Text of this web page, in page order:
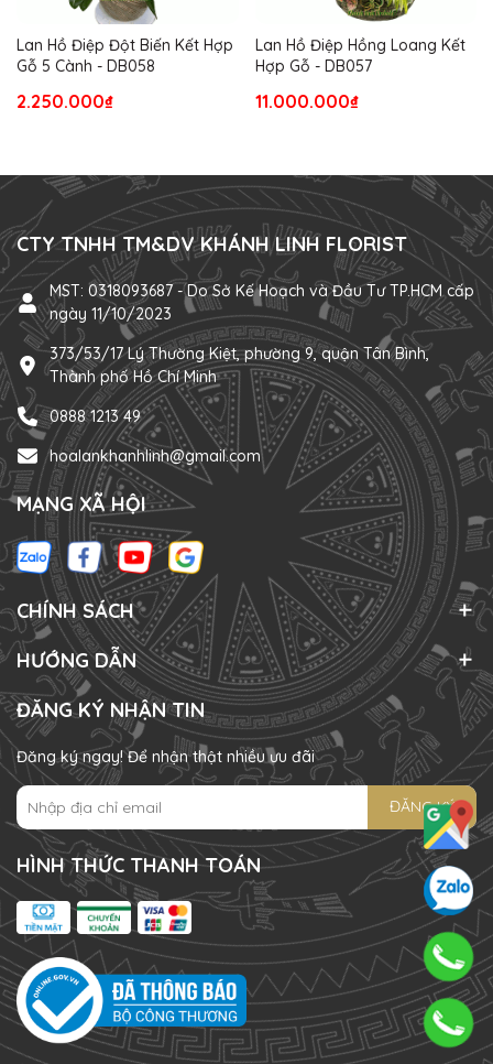
Lan Hồ Điệp Đột Biến Kết Hợp
Gỗ 5 Cành - DB058
2.250.000₫
Lan Hồ Điệp Hồng Loang Kết
Hợp Gỗ - DB057
11.000.000₫
CTY TNHH TM&DV KHÁNH LINH FLORIST
MST: 0318093687 - Do Sở Kế Hoạch và Đầu Tư TP.HCM cấp
ngày 11/10/2023
373/53/17 Lý Thường Kiệt, phường 9, quận Tân Bình,
Thành phố Hồ Chí Minh
0888 1213 49
hoalankhanhlinh@gmail.com
MẠNG XÃ HỘI
CHÍNH SÁCH
HƯỚNG DẪN
ĐĂNG KÝ NHẬN TIN
Đăng ký ngay! Để nhận thật nhiều ưu đãi
ĐĂNG KÝ
HÌNH THỨC THANH TOÁN